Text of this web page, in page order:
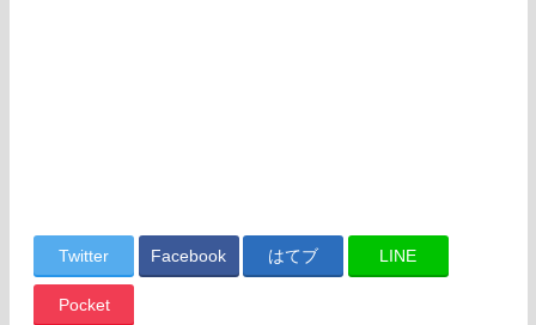
Twitter Facebook はてブ LINE
Pocket